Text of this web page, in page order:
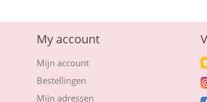
My account
Mijn account
Bestellingen
Mijn adressen